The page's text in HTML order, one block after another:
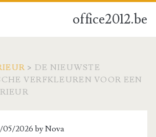
office2012.be
> DE NIEUWSTE
VERFKLEUREN VOOR EEN
2026 byNova